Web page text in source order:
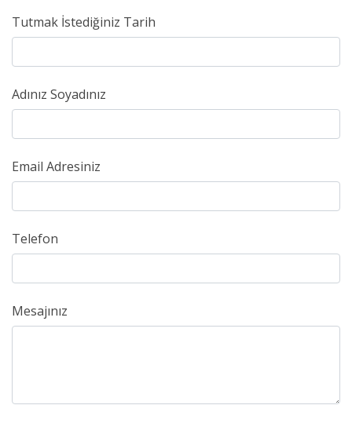
Tutmak İstediğiniz Tarih
Adınız Soyadınız
Email Adresiniz
Telefon
Mesajınız